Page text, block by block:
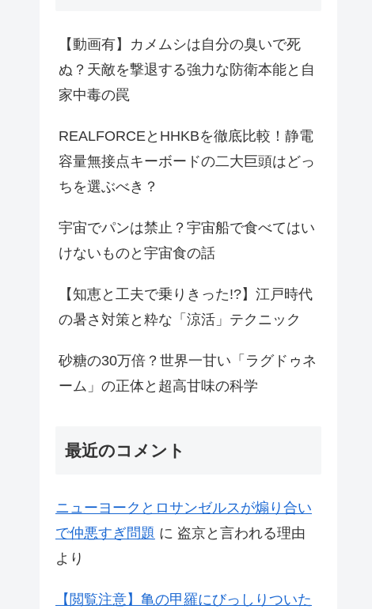
【動画有】カメムシは自分の臭いで死
ぬ？天敵を撃退する強力な防衛本能と自
家中毒の罠
REALFORCEとHHKBを徹底比較！静電
容量無接点キーボードの二大巨頭はどっ
ちを選ぶべき？
宇宙でパンは禁止？宇宙船で食べてはい
けないものと宇宙食の話
【知恵と工夫で乗りきった!?】江戸時代
の暑さ対策と粋な「涼活」テクニック
砂糖の30万倍？世界一甘い「ラグドゥネ
ーム」の正体と超高甘味の科学
最近のコメント
ニューヨークとロサンゼルスが煽り合い
で仲悪すぎ問題 に 盗京と言われる理由
より
【閲覧注意】亀の甲羅にびっしりついた